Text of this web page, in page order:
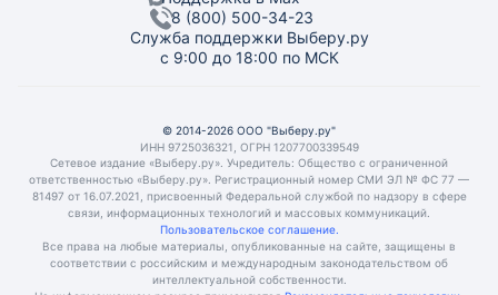
8 (800) 500-34-23
Служба поддержки Выберу.ру
с 9:00 до 18:00 по МСК
© 2014-2026 ООО "Выберу.ру"
ИНН 9725036321, ОГРН 1207700339549
Сетевое издание «Выберу.ру». Учредитель: Общество с ограниченной
ответственностью «Выберу.ру». Регистрационный номер СМИ ЭЛ № ФС 77 —
81497 от 16.07.2021, присвоенный Федеральной службой по надзору в сфере
связи, информационных технологий и массовых коммуникаций.
Пользовательское соглашение.
Все права на любые материалы, опубликованные на сайте, защищены в
соответствии с российским и международным законодательством об
интеллектуальной собственности.